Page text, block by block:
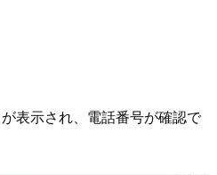
表示され、電話番号が確認で